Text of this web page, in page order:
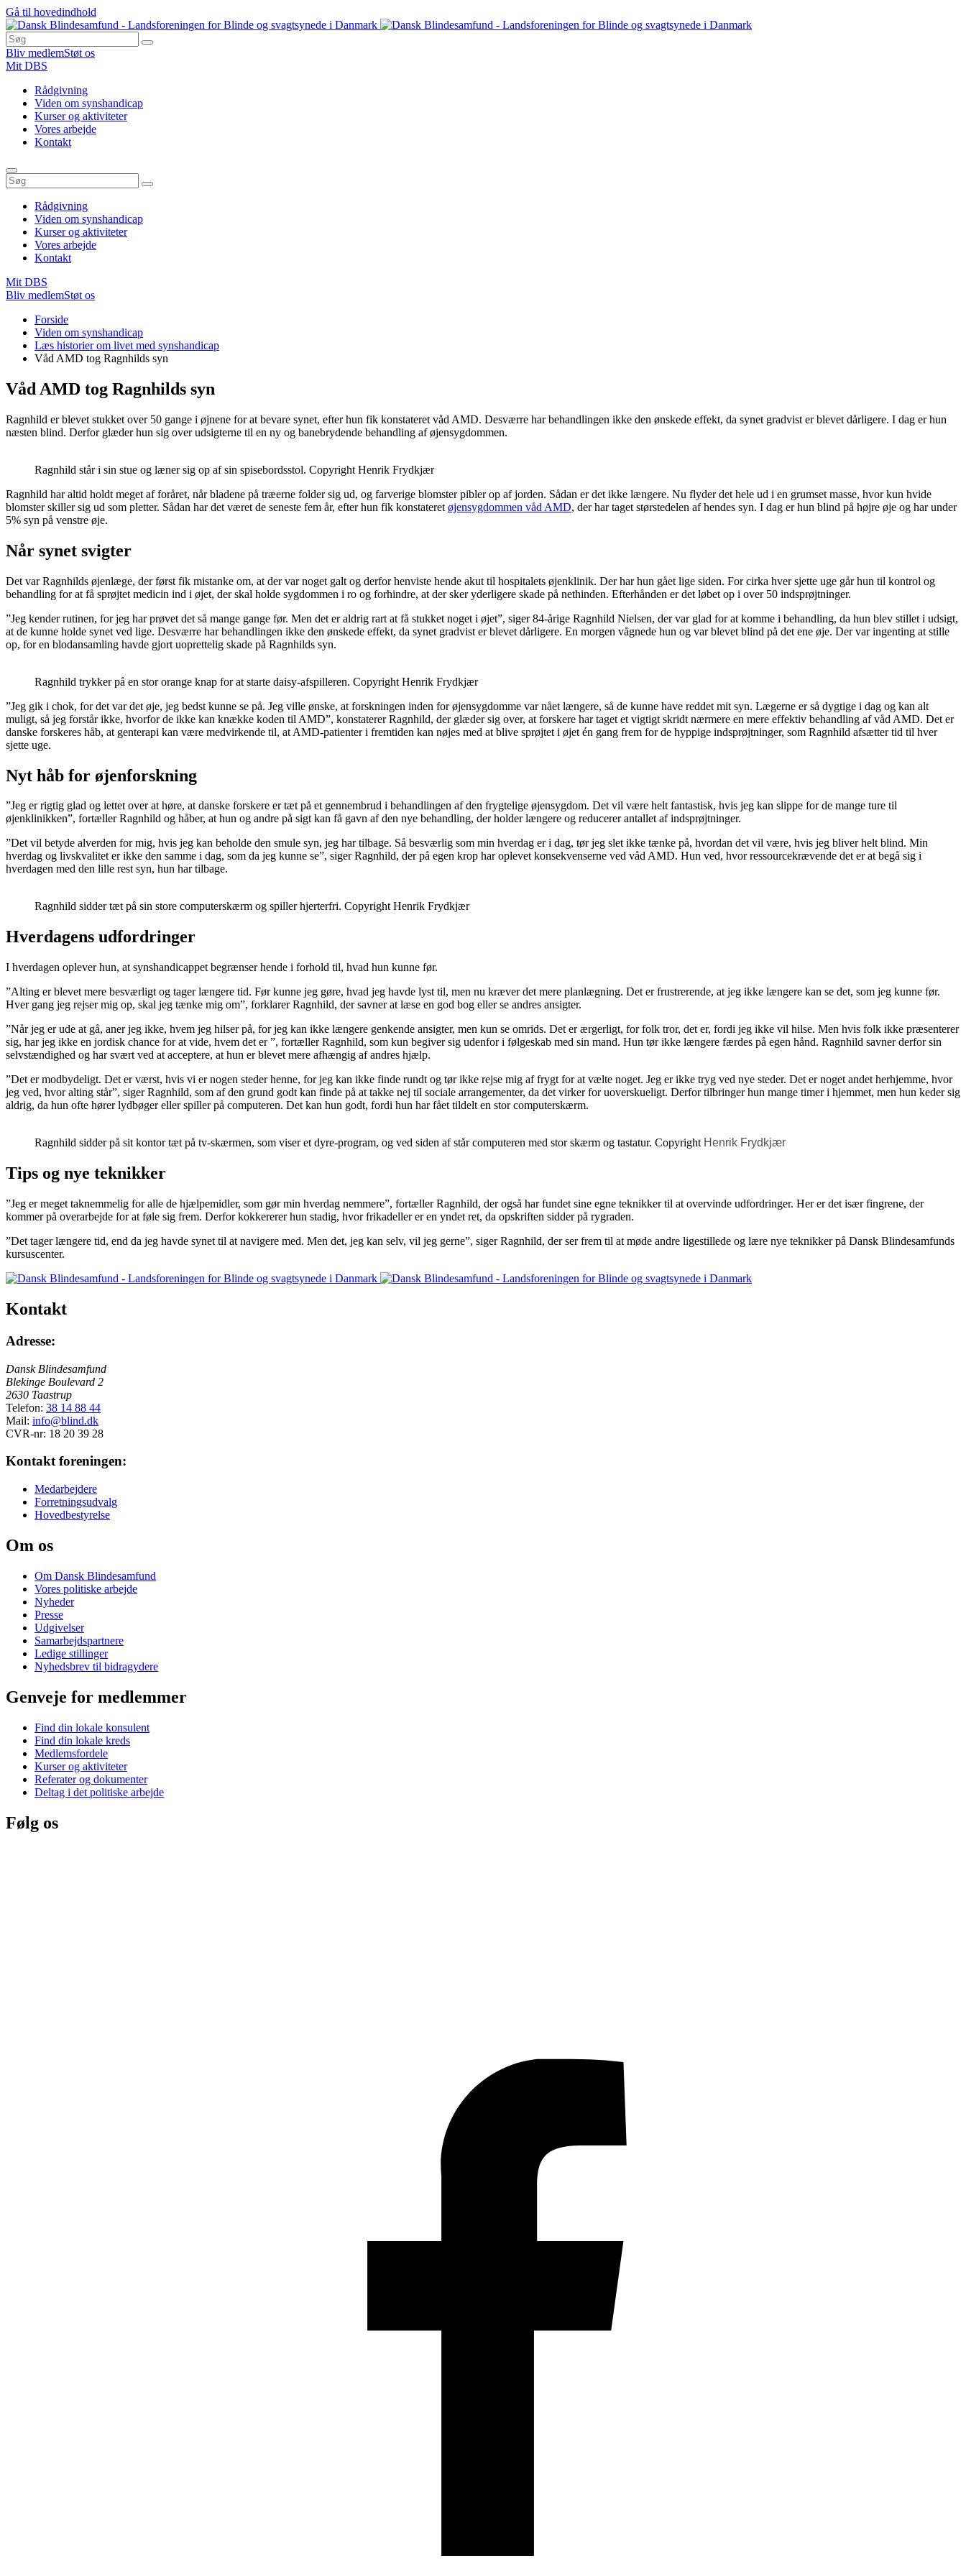
Gå til hovedindhold
Bliv medlemStøt os
Mit DBS
Rådgivning
Viden om synshandicap
Kurser og aktiviteter
Vores arbejde
Kontakt
Rådgivning
Viden om synshandicap
Kurser og aktiviteter
Vores arbejde
Kontakt
Mit DBS
Bliv medlemStøt os
Forside
Viden om synshandicap
Læs historier om livet med synshandicap
Våd AMD tog Ragnhilds syn
Våd AMD tog Ragnhilds syn
Ragnhild er blevet stukket over 50 gange i øjnene for at bevare synet, efter hun fik konstateret våd AMD. Desværre har behandlingen ikke den ønskede effekt, da synet gradvist er blevet dårligere. I dag er hun
næsten blind. Derfor glæder hun sig over udsigterne til en ny og banebrydende behandling af øjensygdommen.
Ragnhild står i sin stue og læner sig op af sin spisebordsstol. Copyright Henrik Frydkjær
Ragnhild har altid holdt meget af foråret, når bladene på træerne folder sig ud, og farverige blomster pibler op af jorden. Sådan er det ikke længere. Nu flyder det hele ud i en grumset masse, hvor kun hvide
blomster skiller sig ud som pletter. Sådan har det været de seneste fem år, efter hun fik konstateret øjensygdommen våd AMD, der har taget størstedelen af hendes syn. I dag er hun blind på højre øje og har under
5% syn på venstre øje.
Når synet svigter
Det var Ragnhilds øjenlæge, der først fik mistanke om, at der var noget galt og derfor henviste hende akut til hospitalets øjenklinik. Der har hun gået lige siden. For cirka hver sjette uge går hun til kontrol og
behandling for at få sprøjtet medicin ind i øjet, der skal holde sygdommen i ro og forhindre, at der sker yderligere skade på nethinden. Efterhånden er det løbet op i over 50 indsprøjtninger.
”Jeg kender rutinen, for jeg har prøvet det så mange gange før. Men det er aldrig rart at få stukket noget i øjet”, siger 84-årige Ragnhild Nielsen, der var glad for at komme i behandling, da hun blev stillet i udsigt,
at de kunne holde synet ved lige. Desværre har behandlingen ikke den ønskede effekt, da synet gradvist er blevet dårligere. En morgen vågnede hun og var blevet blind på det ene øje. Der var ingenting at stille
op, for en blodansamling havde gjort uoprettelig skade på Ragnhilds syn.
Ragnhild trykker på en stor orange knap for at starte daisy-afspilleren. Copyright Henrik Frydkjær
”Jeg gik i chok, for det var det øje, jeg bedst kunne se på. Jeg ville ønske, at forskningen inden for øjensygdomme var nået længere, så de kunne have reddet mit syn. Lægerne er så dygtige i dag og kan alt
muligt, så jeg forstår ikke, hvorfor de ikke kan knække koden til AMD”, konstaterer Ragnhild, der glæder sig over, at forskere har taget et vigtigt skridt nærmere en mere effektiv behandling af våd AMD. Det er
danske forskeres håb, at genterapi kan være medvirkende til, at AMD-patienter i fremtiden kan nøjes med at blive sprøjtet i øjet én gang frem for de hyppige indsprøjtninger, som Ragnhild afsætter tid til hver
sjette uge.
Nyt håb for øjenforskning
”Jeg er rigtig glad og lettet over at høre, at danske forskere er tæt på et gennembrud i behandlingen af den frygtelige øjensygdom. Det vil være helt fantastisk, hvis jeg kan slippe for de mange ture til
øjenklinikken”, fortæller Ragnhild og håber, at hun og andre på sigt kan få gavn af den nye behandling, der holder længere og reducerer antallet af indsprøjtninger.
”Det vil betyde alverden for mig, hvis jeg kan beholde den smule syn, jeg har tilbage. Så besværlig som min hverdag er i dag, tør jeg slet ikke tænke på, hvordan det vil være, hvis jeg bliver helt blind. Min
hverdag og livskvalitet er ikke den samme i dag, som da jeg kunne se”, siger Ragnhild, der på egen krop har oplevet konsekvenserne ved våd AMD. Hun ved, hvor ressourcekrævende det er at begå sig i
hverdagen med den lille rest syn, hun har tilbage.
Ragnhild sidder tæt på sin store computerskærm og spiller hjerterfri. Copyright Henrik Frydkjær
Hverdagens udfordringer
I hverdagen oplever hun, at synshandicappet begrænser hende i forhold til, hvad hun kunne før.
”Alting er blevet mere besværligt og tager længere tid. Før kunne jeg gøre, hvad jeg havde lyst til, men nu kræver det mere planlægning. Det er frustrerende, at jeg ikke længere kan se det, som jeg kunne før.
Hver gang jeg rejser mig op, skal jeg tænke mig om”, forklarer Ragnhild, der savner at læse en god bog eller se andres ansigter.
”Når jeg er ude at gå, aner jeg ikke, hvem jeg hilser på, for jeg kan ikke længere genkende ansigter, men kun se omrids. Det er ærgerligt, for folk tror, det er, fordi jeg ikke vil hilse. Men hvis folk ikke præsenterer
sig, har jeg ikke en jordisk chance for at vide, hvem det er ”, fortæller Ragnhild, som kun begiver sig udenfor i følgeskab med sin mand. Hun tør ikke længere færdes på egen hånd. Ragnhild savner derfor sin
selvstændighed og har svært ved at acceptere, at hun er blevet mere afhængig af andres hjælp.
”Det er modbydeligt. Det er værst, hvis vi er nogen steder henne, for jeg kan ikke finde rundt og tør ikke rejse mig af frygt for at vælte noget. Jeg er ikke tryg ved nye steder. Det er noget andet herhjemme, hvor
jeg ved, hvor alting står”, siger Ragnhild, som af den grund godt kan finde på at takke nej til sociale arrangementer, da det virker for uoverskueligt. Derfor tilbringer hun mange timer i hjemmet, men hun keder sig
aldrig, da hun ofte hører lydbøger eller spiller på computeren. Det kan hun godt, fordi hun har fået tildelt en stor computerskærm.
Ragnhild sidder på sit kontor tæt på tv-skærmen, som viser et dyre-program, og ved siden af står computeren med stor skærm og tastatur. Copyright Henrik Frydkjær
Tips og nye teknikker
”Jeg er meget taknemmelig for alle de hjælpemidler, som gør min hverdag nemmere”, fortæller Ragnhild, der også har fundet sine egne teknikker til at overvinde udfordringer. Her er det især fingrene, der
kommer på overarbejde for at føle sig frem. Derfor kokkererer hun stadig, hvor frikadeller er en yndet ret, da opskriften sidder på rygraden.
”Det tager længere tid, end da jeg havde synet til at navigere med. Men det, jeg kan selv, vil jeg gerne”, siger Ragnhild, der ser frem til at møde andre ligestillede og lære nye teknikker på Dansk Blindesamfunds
kursuscenter.
Kontakt
Adresse:
Dansk Blindesamfund
Blekinge Boulevard 2
2630 Taastrup
Telefon: 38 14 88 44
Mail: info@blind.dk
CVR-nr: 18 20 39 28
Kontakt foreningen:
Medarbejdere
Forretningsudvalg
Hovedbestyrelse
Om os
Om Dansk Blindesamfund
Vores politiske arbejde
Nyheder
Presse
Udgivelser
Samarbejdspartnere
Ledige stillinger
Nyhedsbrev til bidragydere
Genveje for medlemmer
Find din lokale konsulent
Find din lokale kreds
Medlemsfordele
Kurser og aktiviteter
Referater og dokumenter
Deltag i det politiske arbejde
Følg os